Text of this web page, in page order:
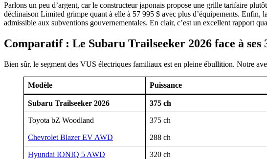
Parlons un peu d’argent, car le constructeur japonais propose une grille tarifaire
déclinaison Limited grimpe quant à elle à 57 995 $ avec plus d’équipements. Enfin,
admissible aux subventions gouvernementales. En clair, c’est un excellent rapport
Comparatif : Le Subaru Trailseeker 2026 face à ses
Bien sûr, le segment des VUS électriques familiaux est en pleine ébullition. Notre
Modèle Puissance
Subaru Trailseeker 2026 375 ch
Toyota bZ Woodland 375 ch
Chevrolet Blazer EV AWD 288 ch
Hyundai IONIQ 5 AWD 320 ch